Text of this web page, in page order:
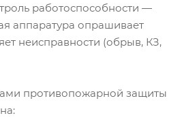
работоспособности —
аппаратура опрашивает
неисправности (обрыв, КЗ,
противопожарной защиты